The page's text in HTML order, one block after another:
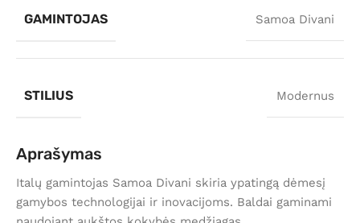
GAMINTOJAS Samoa Divani
STILIUS Modernus
Aprašymas
Italų gamintojas Samoa Divani skiria ypatingą dėmesį
gamybos technologijai ir inovacijoms. Baldai gaminami